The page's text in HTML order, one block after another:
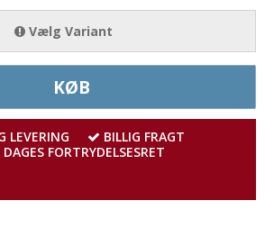
Vælg Variant
KØB
LEVERING
BILLIG FRAGT
FORTRYDELSESRET